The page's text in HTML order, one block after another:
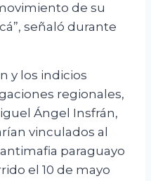
de su
señaló durante
y los indicios
regionales,
Ángel Insfrán,
vinculados al
paraguayo
el 10 de mayo